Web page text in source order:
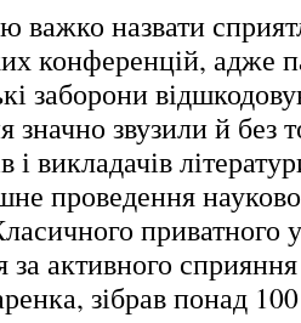
важко назвати
конференцій, адже
заборони
значно звузили й без
і викладачів
проведення
приватного
за активного
зібрав понад